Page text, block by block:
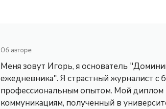
Об авторе
Меня зовут Игорь, я основатель
ежедневника". Я страстный журналист с
профессиональным опытом. Мой диплом
коммуникациям, полученный в